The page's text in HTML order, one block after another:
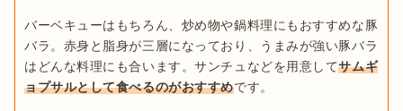
バーベキューはもちろん、炒め物や鍋料理にもおすすめな豚
バラ。赤身と脂身が三層になっており、うまみが強い豚バラ
はどんな料理にも合います。サンチュなどを用意してサムギ
ョプサルとして食べるのがおすすめ